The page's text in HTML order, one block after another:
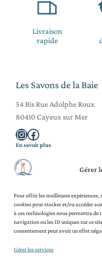
Gérer
Pour offrir les meilleures expériences,
cookies pour stocker et/ou accéder
à ces technologies nous permettra de
navigation ou les ID uniques sur ce
consentement peut avoir un effet
Gérer les services
Livraison
rapide
Les Savons de la Baie
54 Bis Rue Adolphe Roux
80410 Cayeux sur Mer
InstagramFacebook
En savoir plus
La Savonnerie
Blog
Team Building
Contact
Légal et juridique
Mentions légales
Politique de cookies (UE)